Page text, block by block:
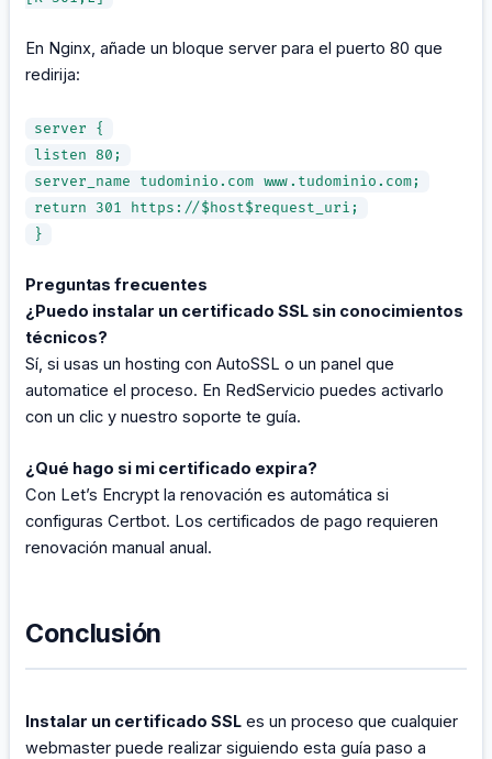
En Nginx, añade un bloque server para el puerto 80 que
redirija:
server {
listen 80;
server_name tudominio.com www.tudominio.com;
return 301 https://$host$request_uri;
}
Preguntas frecuentes
¿Puedo instalar un certificado SSL sin conocimientos
técnicos?
Sí, si usas un hosting con AutoSSL o un panel que
automatice el proceso. En RedServicio puedes activarlo
con un clic y nuestro soporte te guía.
¿Qué hago si mi certificado expira?
Con Let’s Encrypt la renovación es automática si
configuras Certbot. Los certificados de pago requieren
renovación manual anual.
Conclusión
Instalar un certificado SSL es un proceso que cualquier
webmaster puede realizar siguiendo esta guía paso a